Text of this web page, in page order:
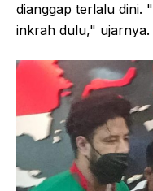
dianggap terlalu dini.
inkrah dulu," ujarnya.